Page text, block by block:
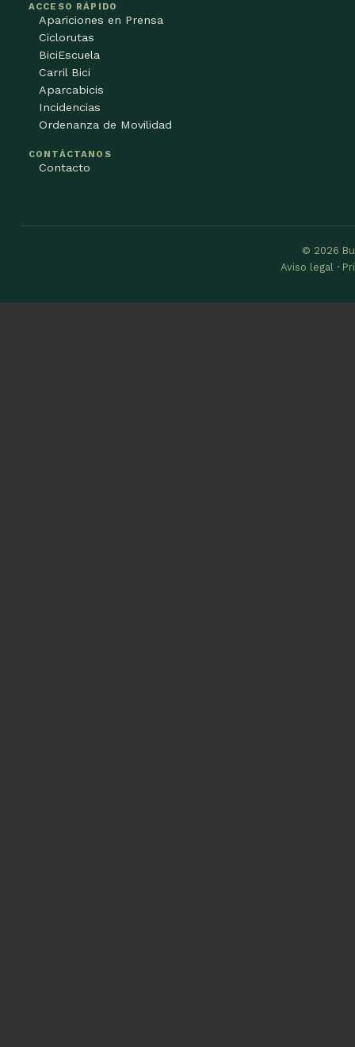
ACCESO RÁPIDO
Apariciones en Prensa
Ciclorutas
BiciEscuela
Carril Bici
Aparcabicis
Incidencias
Ordenanza de Movilidad
CONTÁCTANOS
Contacto
© 2026
Aviso legal ·